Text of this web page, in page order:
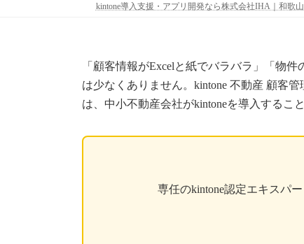
kintone導入支援・アプリ開発なら株式会社IHA｜和歌
「顧客情報がExcelと紙でバラバラ」「物
は少なくありません。kintone 不動産 顧客
は、中小不動産会社がkintoneを導入するこ
専任のkintone認定エキスパ